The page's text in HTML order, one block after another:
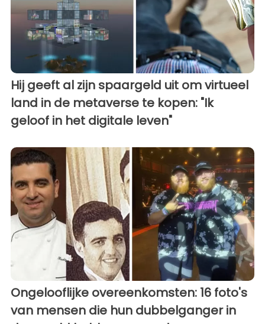
Hij geeft al zijn spaargeld uit om virtueel
land in de metaverse te kopen: "Ik
geloof in het digitale leven"
Ongelooflijke overeenkomsten: 16 foto's
van mensen die hun dubbelganger in